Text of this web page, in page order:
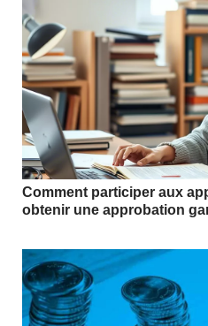
Comment participer aux
obtenir une approbation